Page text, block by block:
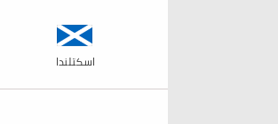
اسكتلندا